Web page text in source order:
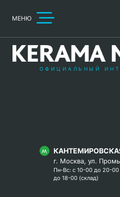
МЕНЮ
ОФИЦИАЛЬНЫЙ
г. Москва, ул.
Пн-Вс: с 10-00 до 20-
до 18-00 (склад)